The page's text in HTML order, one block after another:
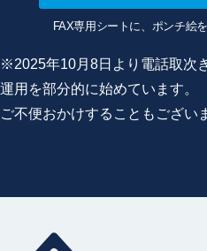
FAX専用シートに、ポンチ絵
※2025年10月8日より電話取次
運用を部分的に始めています。
ご不便おかけすることもござい